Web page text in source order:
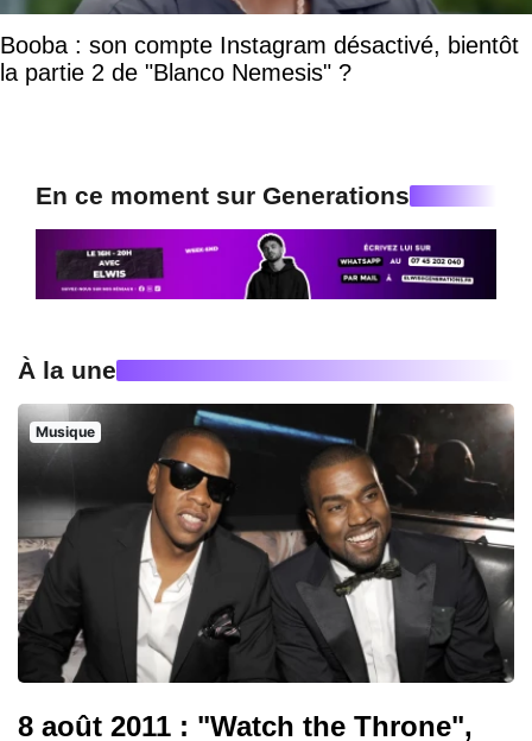
Booba : son compte Instagram désactivé, bientôt
la partie 2 de "Blanco Nemesis" ?
En ce moment sur Generations
À la une
Musique
8 août 2011 : "Watch the Throne",